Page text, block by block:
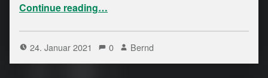
Continue reading…
24. Januar 2021 0 Bernd